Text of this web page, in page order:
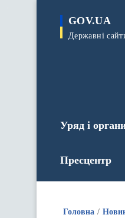
GOV.UA
Державні
Уряд і
Пресцентр
Головна